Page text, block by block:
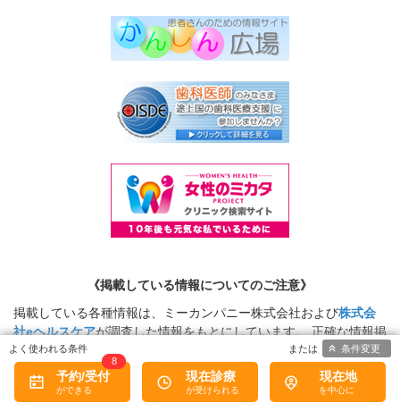
《掲載している情報についてのご注意》
掲載している各種情報は、ミーカンパニー株式会社および株式会
社eヘルスケアが調査した情報をもとにしています。 正確な情報掲
載に努めておりますが、内容を完全に保証するものではありませ
ん。
掲載されている医院を受診される場合は、事前に必ず該当の医院
予約/受付
8
現在診療 現在地
条件変更